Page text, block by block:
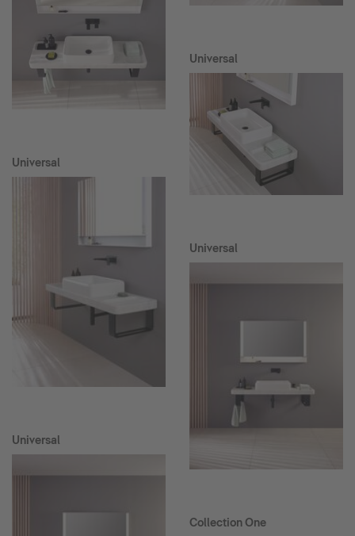
Universal
Universal
Universal
Universal
Collection One